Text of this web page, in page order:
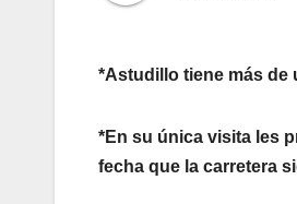
*Astudillo tiene más de
*En su única visita les
fecha que la carretera